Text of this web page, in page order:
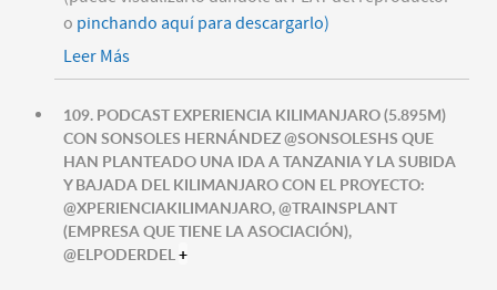
o pinchando aquí para descargarlo)
Leer Más
109. PODCAST EXPERIENCIA KILIMANJARO (5.895M)
CON SONSOLES HERNÁNDEZ @SONSOLESHS QUE
HAN PLANTEADO UNA IDA A TANZANIA Y LA SUBIDA
Y BAJADA DEL KILIMANJARO CON EL PROYECTO:
@XPERIENCIAKILIMANJARO, @TRAINSPLANT
(EMPRESA QUE TIENE LA ASOCIACIÓN),
@ELPODERDEL +